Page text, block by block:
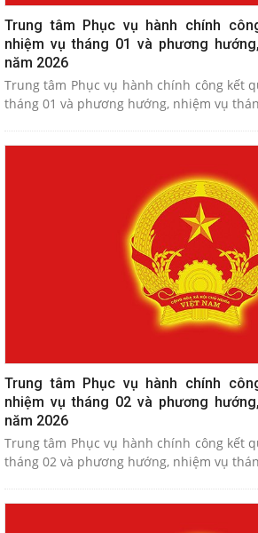
Trung tâm Phục vụ hành chính
nhiệm vụ tháng 01 và phương
năm 2026
Trung tâm Phục vụ hành chính công kết
tháng 01 và phương hướng, nhiệm vụ
Trung tâm Phục vụ hành chính
nhiệm vụ tháng 02 và phương
năm 2026
Trung tâm Phục vụ hành chính công kết
tháng 02 và phương hướng, nhiệm vụ